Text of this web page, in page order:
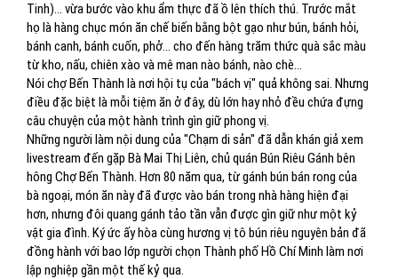
Tinh)... vừa bước vào khu ẩm thực đã ồ lên thích thú. Trước mắt
họ là hàng chục món ăn chế biến bằng bột gạo như bún, bánh hỏi,
bánh canh, bánh cuốn, phở… cho đến hàng trăm thức quà sắc màu
từ kho, nấu, chiên xào và mê man nào bánh, nào chè...
Nói chợ Bến Thành là nơi hội tụ của "bách vị" quả không sai. Nhưng
điều đặc biệt là mỗi tiệm ăn ở đây, dù lớn hay nhỏ đều chứa đựng
câu chuyện của một hành trình gìn giữ phong vị.
Những người làm nội dung của "Chạm di sản" đã dẫn khán giả xem
livestream đến gặp Bà Mai Thị Liên, chủ quán Bún Riêu Gánh bên
hông Chợ Bến Thành. Hơn 80 năm qua, từ gánh bún bán rong của
bà ngoại, món ăn này đã được vào bán trong nhà hàng hiện đại
hơn, nhưng đôi quang gánh tảo tần vẫn được gìn giữ như một kỷ
vật gia đình. Ký ức ấy hòa cùng hương vị tô bún riêu nguyên bản đã
đồng hành với bao lớp người chọn Thành phố Hồ Chí Minh làm nơi
lập nghiệp gần một thế kỷ qua.